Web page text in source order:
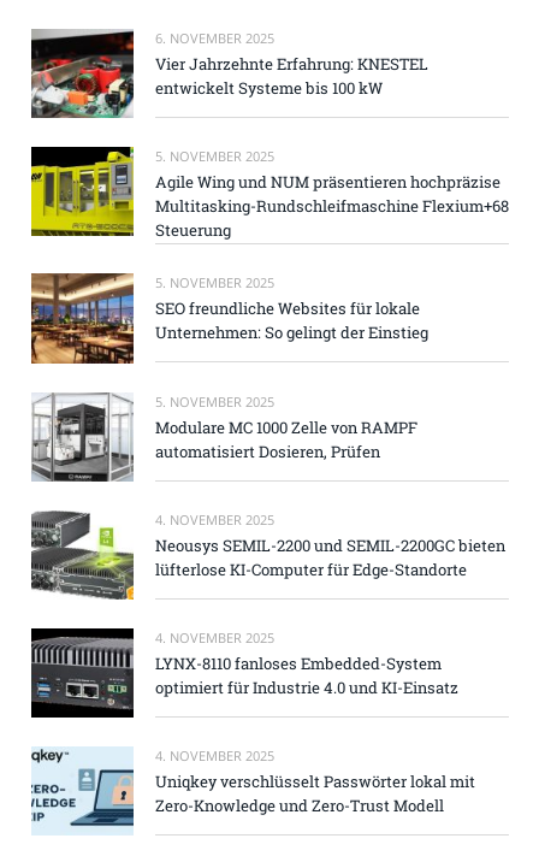
6. NOVEMBER 2025
Vier Jahrzehnte Erfahrung: KNESTEL
entwickelt Systeme bis 100 kW
5. NOVEMBER 2025
Agile Wing und NUM präsentieren hochpräzise
Multitasking-Rundschleifmaschine Flexium+68
Steuerung
5. NOVEMBER 2025
SEO freundliche Websites für lokale
Unternehmen: So gelingt der Einstieg
5. NOVEMBER 2025
Modulare MC 1000 Zelle von RAMPF
automatisiert Dosieren, Prüfen
4. NOVEMBER 2025
Neousys SEMIL-2200 und SEMIL-2200GC bieten
lüfterlose KI-Computer für Edge-Standorte
4. NOVEMBER 2025
LYNX-8110 fanloses Embedded-System
optimiert für Industrie 4.0 und KI-Einsatz
4. NOVEMBER 2025
Uniqkey verschlüsselt Passwörter lokal mit
Zero-Knowledge und Zero-Trust Modell